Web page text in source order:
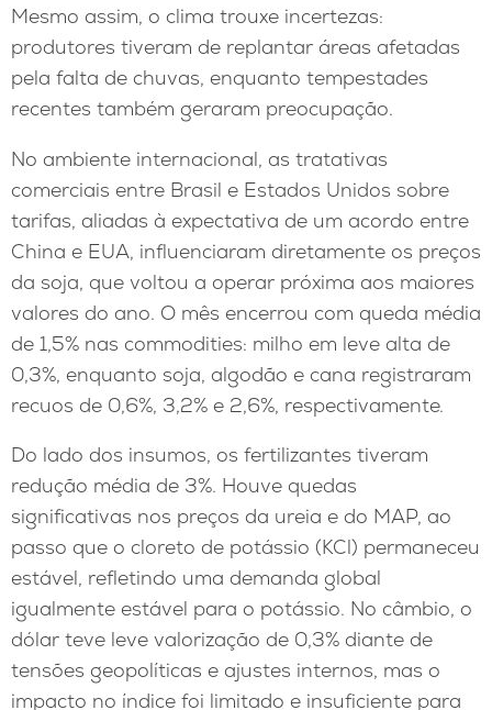
Mesmo assim, o clima trouxe incertezas:
produtores tiveram de replantar áreas afetadas
pela falta de chuvas, enquanto tempestades
recentes também geraram preocupação.
No ambiente internacional, as tratativas
comerciais entre Brasil e Estados Unidos sobre
tarifas, aliadas à expectativa de um acordo entre
China e EUA, influenciaram diretamente os preços
da soja, que voltou a operar próxima aos maiores
valores do ano. O mês encerrou com queda média
de 1,5% nas commodities: milho em leve alta de
0,3%, enquanto soja, algodão e cana registraram
recuos de 0,6%, 3,2% e 2,6%, respectivamente.
Do lado dos insumos, os fertilizantes tiveram
redução média de 3%. Houve quedas
significativas nos preços da ureia e do MAP, ao
passo que o cloreto de potássio (KCl) permaneceu
estável, refletindo uma demanda global
igualmente estável para o potássio. No câmbio, o
dólar teve leve valorização de 0,3% diante de
tensões geopolíticas e ajustes internos, mas o
impacto no índice foi limitado e insuficiente para